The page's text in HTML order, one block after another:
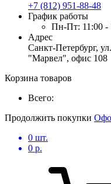
+7 (812) 951-88-48
График работы
Пн-Пт: 11:00 -
Адрес
Санкт-Петербург,
"Марвел", офис 108
Корзина товаров
Всего:
Продолжить покупки
0 шт.
0 р.